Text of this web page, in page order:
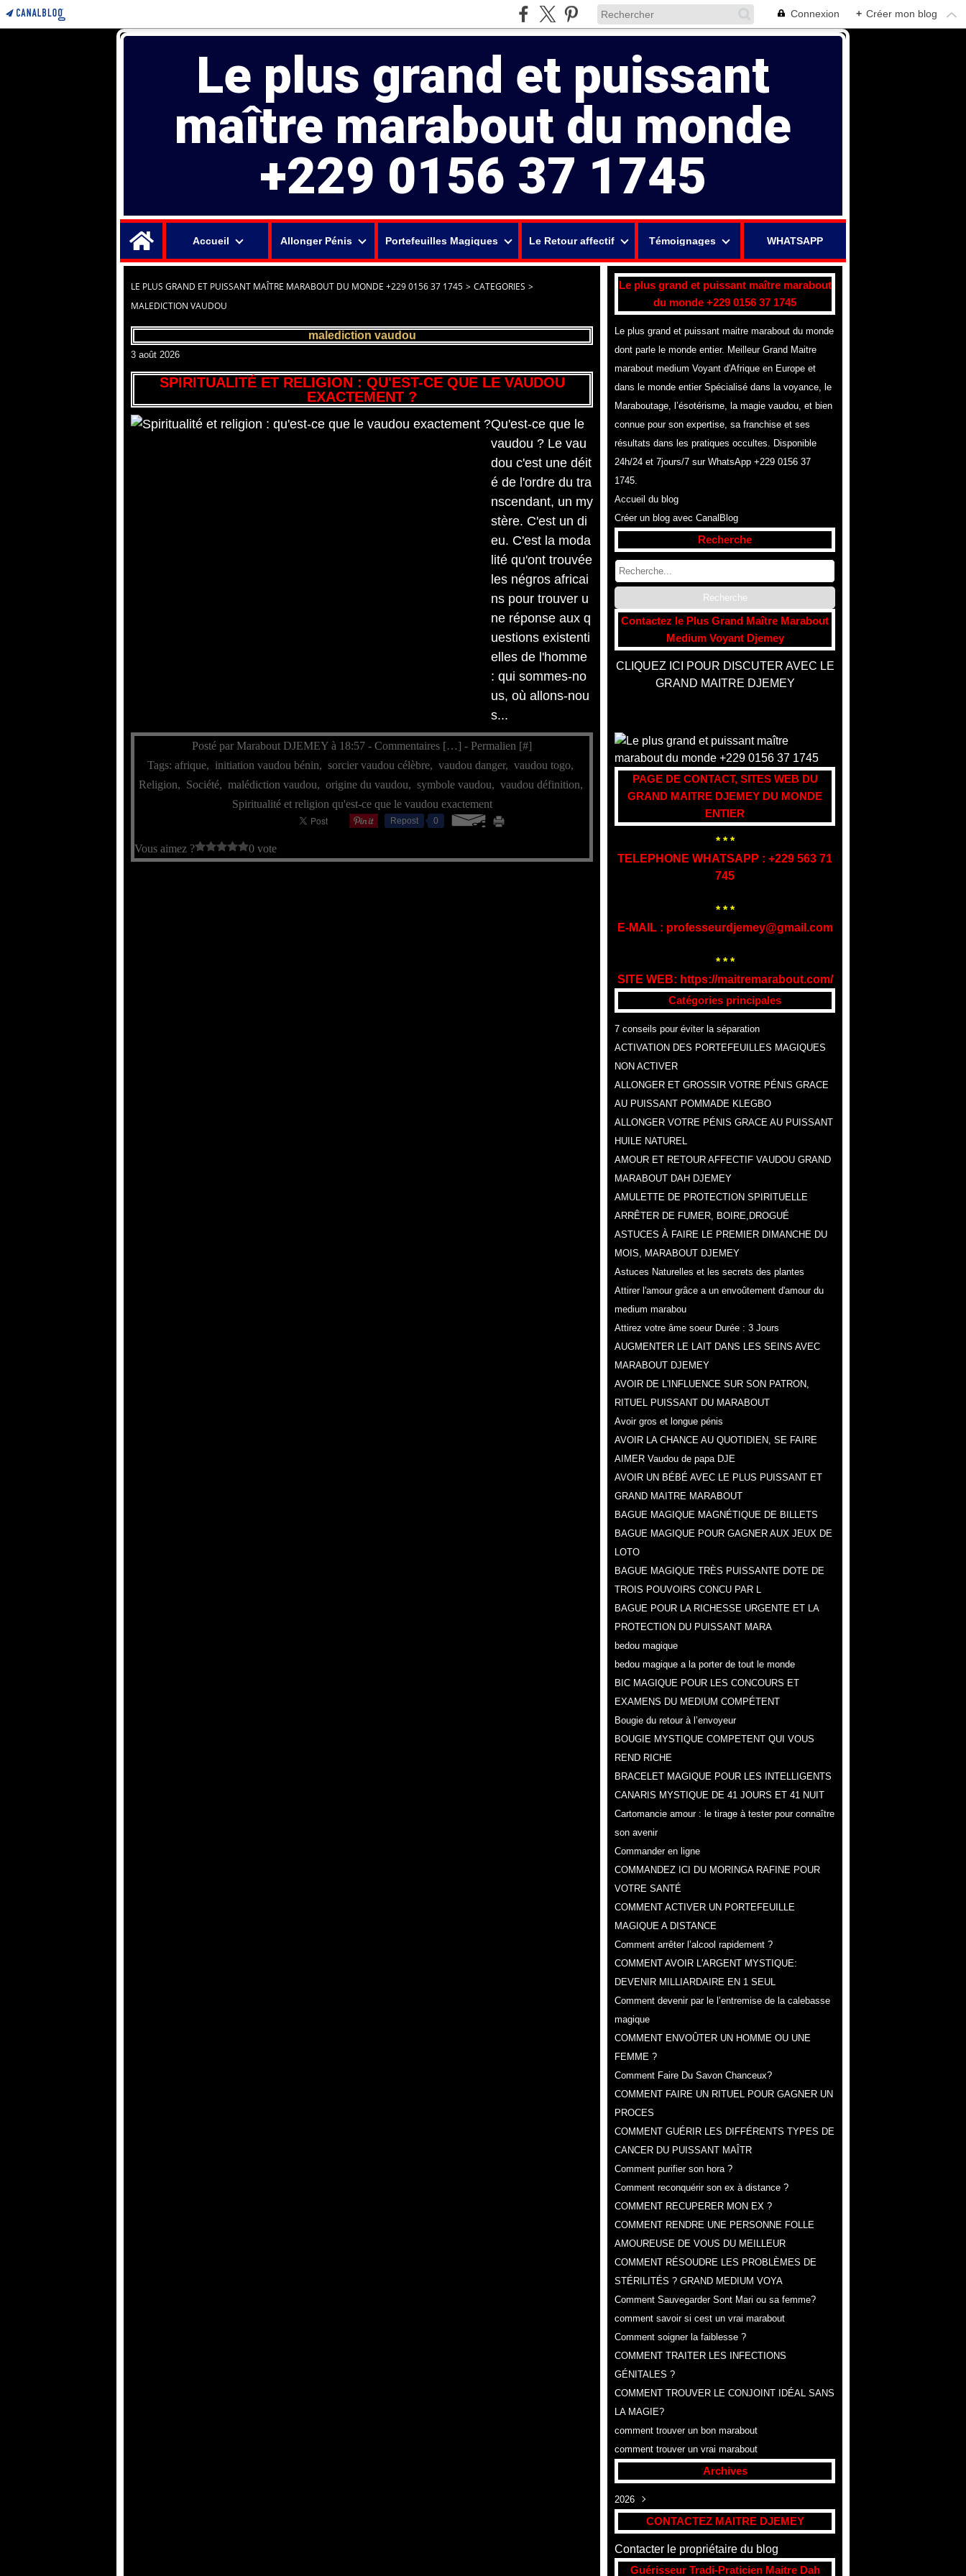
Connexion + Créer mon blog
Le plus grand et puissant
maître marabout du monde
+229 0156 37 1745
Accueil
Allonger Pénis Portefeuilles Magiques Le Retour affectif Témoignages WHATSAPP
LE PLUS GRAND ET PUISSANT MAÎTRE MARABOUT DU MONDE +229 0156 37 1745 > CATEGORIES >
MALEDICTION VAUDOU
malediction vaudou
3 août 2026
SPIRITUALITÉ ET RELIGION : QU'EST-CE QUE LE VAUDOU
EXACTEMENT ?
Qu'est-ce que le
vaudou ? Le vau
dou c'est une déit
é de l'ordre du tra
nscendant, un my
stère. C'est un di
eu. C'est la moda
lité qu'ont trouvée
les négros africai
ns pour trouver u
ne réponse aux q
uestions existenti
elles de l'homme
: qui sommes-no
us, où allons-nou
s...
Posté par Marabout DJEMEY à 18:57 -Commentaires […] - Permalien [#]
Tags:afrique, initiation vaudou bénin,sorcier vaudou célèbre,vaudou danger,vaudou togo,
Religion, Société, malédiction vaudou, origine du vaudou, symbole vaudou, vaudou définition,
Spiritualité et religion qu'est-ce que le vaudou exactement
Repost 0
Vous aimez ? 0 vote
Le plus grand et puissant maître marabout
du monde +229 0156 37 1745
Le plus grand et puissant maitre marabout du monde
dont parle le monde entier. Meilleur Grand Maitre
marabout medium Voyant d'Afrique en Europe et
dans le monde entier Spécialisé dans la voyance, le
Maraboutage, l’ésotérisme, la magie vaudou, et bien
connue pour son expertise, sa franchise et ses
résultats dans les pratiques occultes. Disponible
24h/24 et 7jours/7 sur WhatsApp +229 0156 37
1745.
Accueil du blog
Créer un blog avec CanalBlog
Recherche
Contactez le Plus Grand Maître Marabout
Medium Voyant Djemey
CLIQUEZ ICI POUR DISCUTER AVEC LE
GRAND MAITRE DJEMEY
PAGE DE CONTACT, SITES WEB DU
GRAND MAITRE DJEMEY DU MONDE
ENTIER
* * *
TELEPHONE WHATSAPP : +229 563 71
745
* * *
E-MAIL : professeurdjemey@gmail.com
* * *
SITE WEB: https://maitremarabout.com/
Catégories principales
7 conseils pour éviter la séparation
ACTIVATION DES PORTEFEUILLES MAGIQUES
NON ACTIVER
ALLONGER ET GROSSIR VOTRE PÉNIS GRACE
AU PUISSANT POMMADE KLEGBO
ALLONGER VOTRE PÉNIS GRACE AU PUISSANT
HUILE NATUREL
AMOUR ET RETOUR AFFECTIF VAUDOU GRAND
MARABOUT DAH DJEMEY
AMULETTE DE PROTECTION SPIRITUELLE
ARRÊTER DE FUMER, BOIRE,DROGUÉ
ASTUCES À FAIRE LE PREMIER DIMANCHE DU
MOIS, MARABOUT DJEMEY
Astuces Naturelles et les secrets des plantes
Attirer l'amour grâce a un envoûtement d'amour du
medium marabou
Attirez votre âme soeur Durée : 3 Jours
AUGMENTER LE LAIT DANS LES SEINS AVEC
MARABOUT DJEMEY
AVOIR DE L'INFLUENCE SUR SON PATRON,
RITUEL PUISSANT DU MARABOUT
Avoir gros et longue pénis
AVOIR LA CHANCE AU QUOTIDIEN, SE FAIRE
AIMER Vaudou de papa DJE
AVOIR UN BÉBÉ AVEC LE PLUS PUISSANT ET
GRAND MAITRE MARABOUT
BAGUE MAGIQUE MAGNÉTIQUE DE BILLETS
BAGUE MAGIQUE POUR GAGNER AUX JEUX DE
LOTO
BAGUE MAGIQUE TRÈS PUISSANTE DOTE DE
TROIS POUVOIRS CONCU PAR L
BAGUE POUR LA RICHESSE URGENTE ET LA
PROTECTION DU PUISSANT MARA
bedou magique
bedou magique a la porter de tout le monde
BIC MAGIQUE POUR LES CONCOURS ET
EXAMENS DU MEDIUM COMPÉTENT
Bougie du retour à l’envoyeur
BOUGIE MYSTIQUE COMPETENT QUI VOUS
REND RICHE
BRACELET MAGIQUE POUR LES INTELLIGENTS
CANARIS MYSTIQUE DE 41 JOURS ET 41 NUIT
Cartomancie amour : le tirage à tester pour connaître
son avenir
Commander en ligne
COMMANDEZ ICI DU MORINGA RAFINE POUR
VOTRE SANTÉ
COMMENT ACTIVER UN PORTEFEUILLE
MAGIQUE A DISTANCE
Comment arrêter l’alcool rapidement ?
COMMENT AVOIR L'ARGENT MYSTIQUE:
DEVENIR MILLIARDAIRE EN 1 SEUL
Comment devenir par le l’entremise de la calebasse
magique
COMMENT ENVOÛTER UN HOMME OU UNE
FEMME ?
Comment Faire Du Savon Chanceux?
COMMENT FAIRE UN RITUEL POUR GAGNER UN
PROCES
​COMMENT GUÉRIR LES DIFFÉRENTS TYPES DE
CANCER DU PUISSANT MAÎTR
Comment purifier son hora ?
Comment reconquérir son ex à distance ?
COMMENT RECUPERER MON EX ?
COMMENT RENDRE UNE PERSONNE FOLLE
AMOUREUSE DE VOUS DU MEILLEUR
COMMENT RÉSOUDRE LES PROBLÈMES DE
STÉRILITÉS ? GRAND MEDIUM VOYA
Comment Sauvegarder Sont Mari ou sa femme?
comment savoir si cest un vrai marabout
Comment soigner la faiblesse ?
COMMENT TRAITER LES INFECTIONS
GÉNITALES ?
COMMENT TROUVER LE CONJOINT IDÉAL SANS
LA MAGIE?
comment trouver un bon marabout
comment trouver un vrai marabout
Archives
2026
Août(307)
CONTACTEZ MAITRE DJEMEY
Contacter le propriétaire du blog
Guérisseur Tradi-Praticien Maitre Dah